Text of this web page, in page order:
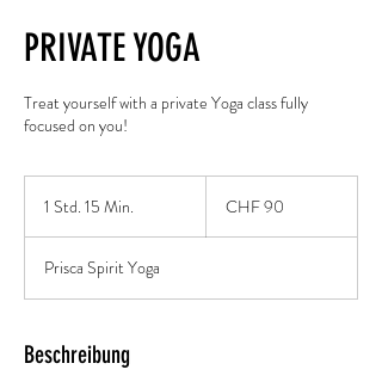
PRIVATE YOGA
Treat yourself with a private Yoga class fully
focused on you!
1 Std. 15 Min.
d
1
CHF 90
Prisca Spirit Yoga
Beschreibung